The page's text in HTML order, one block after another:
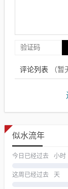
评论列表 （暂
似水流年
今日已经过去 小时
这周已经过去 天